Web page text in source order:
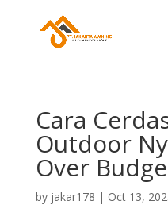
Cara
Outdoor
Over
by jakar178 | Oct 13,